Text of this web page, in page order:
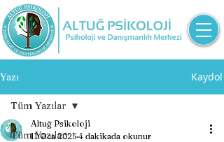
Yazı Kaydol
Tüm Yazılar
Tüm Yazılar
Altuğ Psikoloji
11 Oca 2025 4 dakikada okunur